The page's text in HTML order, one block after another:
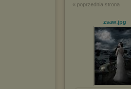
« poprzednia strona
zsaw.jpg